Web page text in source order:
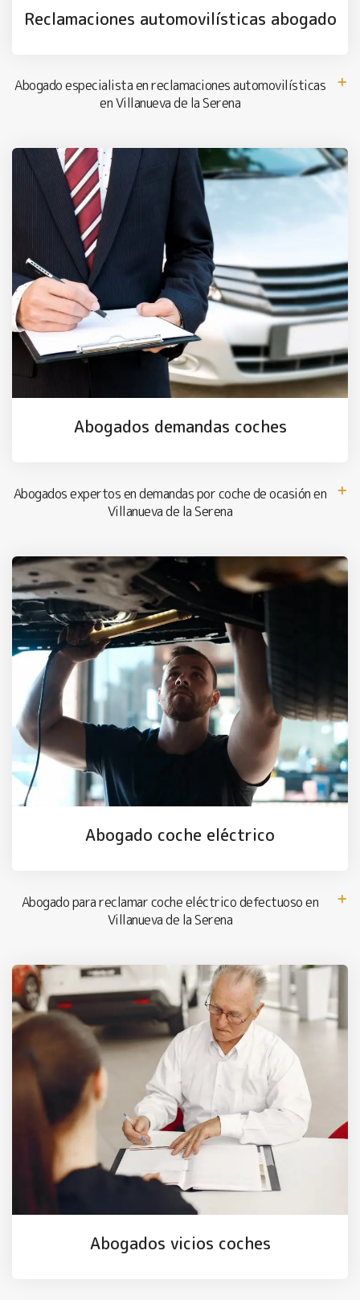
Reclamaciones automovilísticas abogado
Abogado especialista en reclamaciones automovilísticas
en Villanueva de la Serena
Abogados demandas coches
Abogados expertos en demandas por coche de ocasión en
Villanueva de la Serena
Abogado coche eléctrico
Abogado para reclamar coche eléctrico defectuoso en
Villanueva de la Serena
Abogados vicios coches